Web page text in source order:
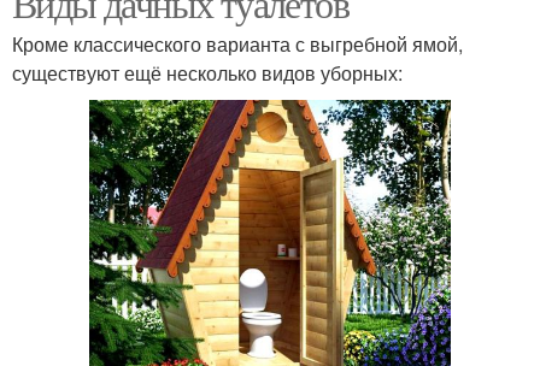
Кроме классического варианта с выгребной ямой,
существуют ещё несколько видов уборных: